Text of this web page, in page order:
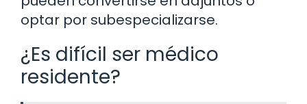
optar por subespecializarse.
¿Es difícil ser médico
residente?